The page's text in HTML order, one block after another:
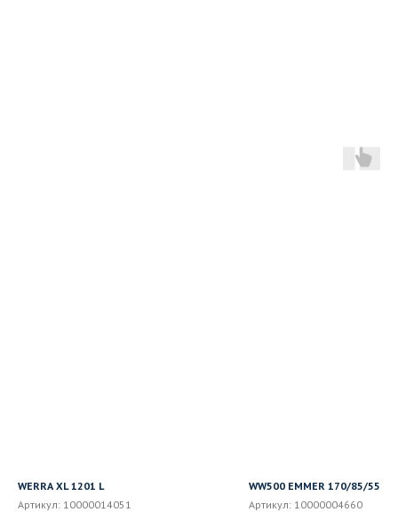
WERRA XL 1201 L
Артикул: 10000014051
WW500 EMMER 170/85/55-2
Артикул: 10000004660